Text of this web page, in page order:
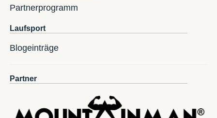
Partnerprogramm
Laufsport
Blogeinträge
Partner